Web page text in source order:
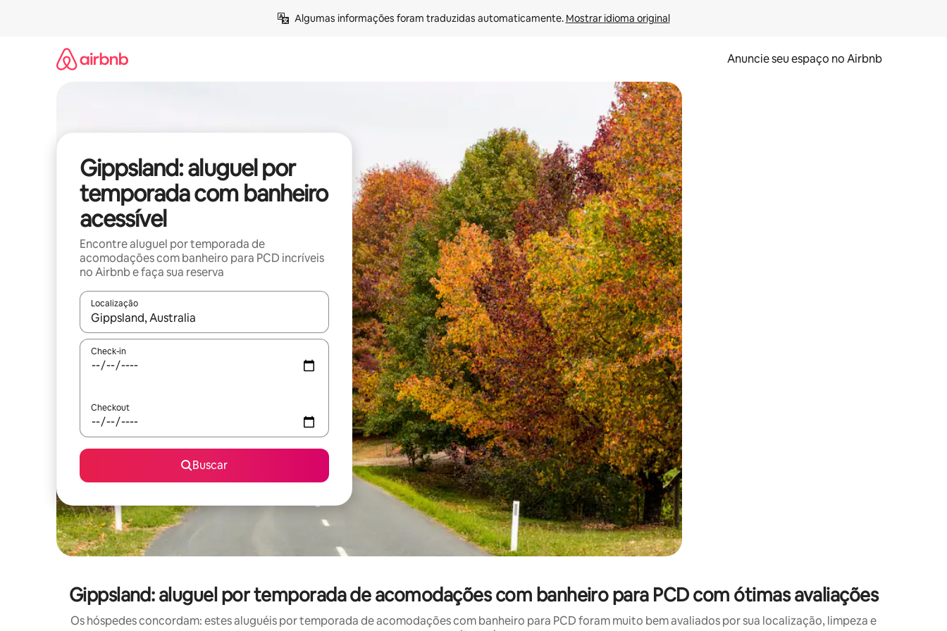
Algumas informações foram traduzidas automaticamente. Mostrar idioma original
Anuncie seu espaço no Airbnb
Gippsland: aluguel por
temporada com banheiro
acessível
Encontre aluguel por temporada de
acomodações com banheiro para PCD incríveis
no Airbnb e faça sua reserva
Localização
Quando os resultados estiverem disponíveis, explore-os usando as seta para cima e para baixo do teclado ou tocando e deslizando o dedo na tela.
Check-in
Checkout
Buscar
Gippsland: aluguel por temporada de acomodações com banheiro para PCD com ótimas avaliações
Os hóspedes concordam: estes aluguéis por temporada de acomodações com banheiro para PCD foram muito bem avaliados por sua localização, limpeza e